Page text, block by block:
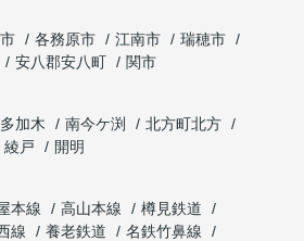
各務原市 江南市
瑞穂市
安八郡安八町
関市
多加木 南今ケ渕
北方町北方
綾戸
開明
本線 高山本線
樽見鉄道
線 養老鉄道
名鉄竹鼻線